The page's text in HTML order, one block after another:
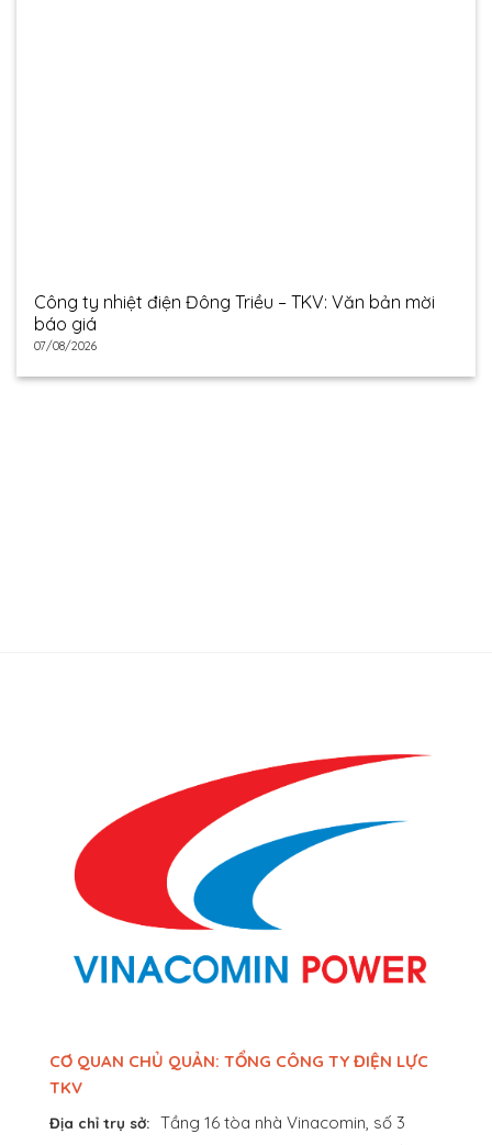
Công ty nhiệt điện Đông Triều – TKV: Văn bản mời
báo giá
07/08/2026
CƠ QUAN CHỦ QUẢN: TỔNG CÔNG TY ĐIỆN LỰC
TKV
Địa chỉ trụ sở: Tầng 16 tòa nhà Vinacomin, số 3